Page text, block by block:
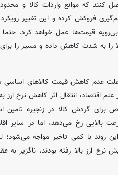
کنند که موانع واردات کالا و
فروکش کرده و این تغییر
قیمت‌ها عمل خواهد کرد. حتما
را به شدت کاهش داده و مسیر را
علت عدم کاهش قیمت کالاهای
علم اقتصاد، انتقال اثر کاهش نرخ
برای گردش کالا در زنجیره
بالایی رخ می‌دهد، اما در سایر
روند با کمی تاخیر مواجه می‌شود؛
نرخ ارز بالا رفته بودند، ناگزیر